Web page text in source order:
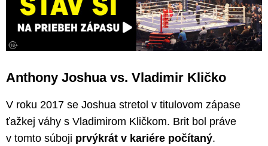
Anthony Joshua vs. Vladimir Kličko
V roku 2017 se Joshua stretol v titulovom zápase
ťažkej váhy s Vladimirom Kličkom. Brit bol práve
v tomto súboji prvýkrát v kariére počítaný.